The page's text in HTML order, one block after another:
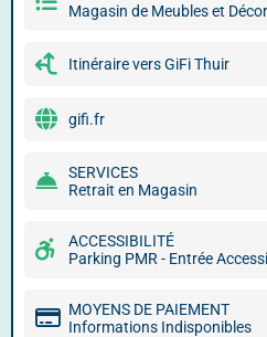
Magasin de Meubles et
Itinéraire vers GiFi Thuir
gifi.fr
SERVICES
Retrait en Magasin
ACCESSIBILITÉ
Parking PMR - Entrée
MOYENS DE PAIEMENT
Informations Indisponibles